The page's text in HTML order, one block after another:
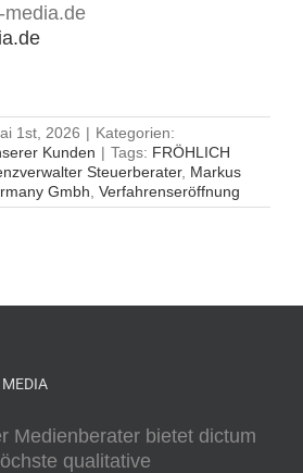
media.de
1st, 2026 | Kategorien:
Kunden | Tags: FRÖHLICH
Steuerberater, Markus
Gmbh Verfahrenseröffnung
MEDIA
Medienberater bietet dictum
qualitative